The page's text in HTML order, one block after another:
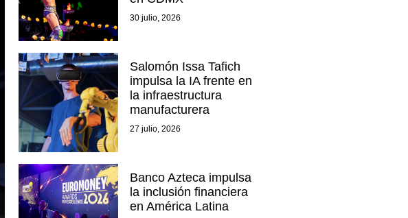
30 julio, 2026
Salomón Issa Tafich
impulsa la IA frente en
la infraestructura
manufacturera
27 julio, 2026
Banco Azteca impulsa
la inclusión financiera
en América Latina